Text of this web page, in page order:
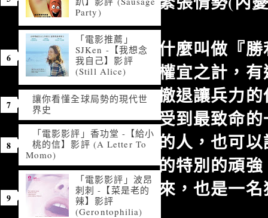
什麼叫做『
權宜之計，
撤退讓兵力
受到最致命
的人，也可
的特別的頑
來，也是一
Party)
「電影推薦」
SJKen -【我想念
我自己】影評
(Still Alice)
讓你看懂全球局勢的現代世
界史
「電影影評」香功堂 -【給小
桃的信】影評 (A Letter To
Momo)
「電影影評」波昂
刺刺 -【菜是老的
辣】影評
(Gerontophilia)